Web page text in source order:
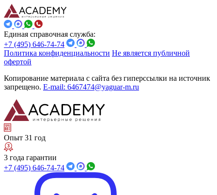
Единая справочная служба:
+7 (495) 646-74-74
Политика конфиденциальности Не является публичной
офертой
Копирование материала с сайта без гиперссылки на источник
запрещено. E-mail: 6467474@yaguar-m.ru
Опыт 31 год
3 года гарантии
+7 (495) 646-74-74